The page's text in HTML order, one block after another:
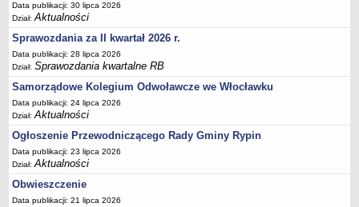
Postać dokumentów
Akty Prawne, Dzienniki Ustaw, Monitory Polskie
Prawo miejscowe
Zarządzenia
Studium uwarunkowań i kierunków zagospodarowania
przestrzennego
Dane przestrzenne - MPZP
Stałe obwody głosowania, numery, granice oraz siedziby
obwodowych komisji wyborczych, opis granic okręgów wyborczych
Plan ogólny gminy Rypin
Data publikacji: 30 lipca 2026
Dział:Aktualności
Sprawozdania za II kwartał 2026 r.
Data publikacji: 28 lipca 2026
Dział:Sprawozdania kwartalne RB
Samorządowe Kolegium Odwoławcze we Włocławku
Data publikacji: 24 lipca 2026
Dział:Aktualności
Ogłoszenie Przewodniczącego Rady Gminy Rypin
Data publikacji: 23 lipca 2026
Dział:Aktualności
Obwieszczenie
Data publikacji: 21 lipca 2026